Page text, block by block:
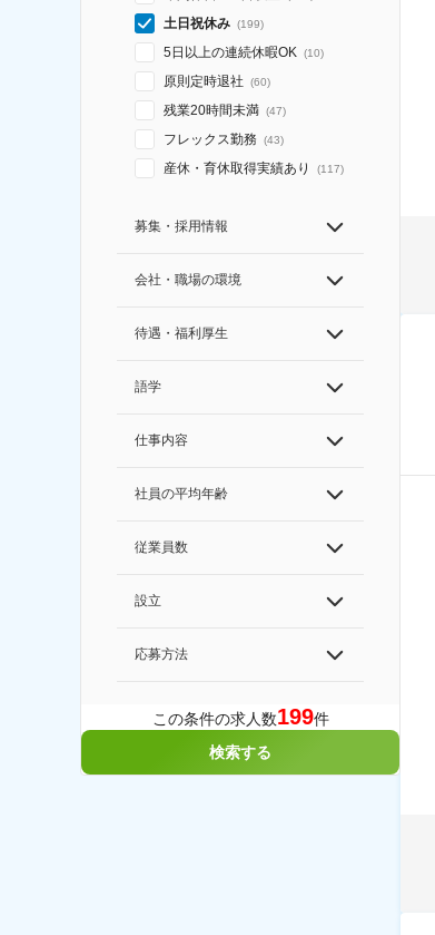
土日祝休み (199)
5日以上の連続休暇OK (10)
原則定時退社 (60)
残業20時間未満 (47)
フレックス勤務 (43)
産休・育休取得実績あり (117)
募集・採用情報
会社・職場の環境
待遇・福利厚生
語学
仕事内容
社員の平均年齢
従業員数
設立
応募方法
この条件の求人数199件
検索する